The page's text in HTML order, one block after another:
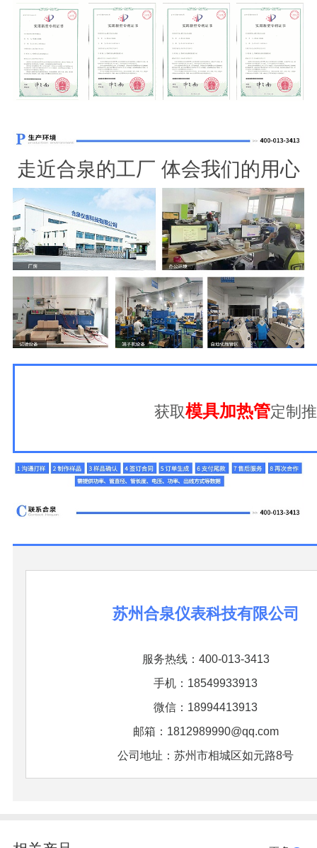
走近合泉的工厂 体会我们的用心
获取模具加热管定制
苏州合泉仪表科技有限公司
服务热线：400-013-3413
手机：18549933913
微信：18994413913
邮箱：1812989990@qq.com
公司地址：苏州市相城区如元路8号